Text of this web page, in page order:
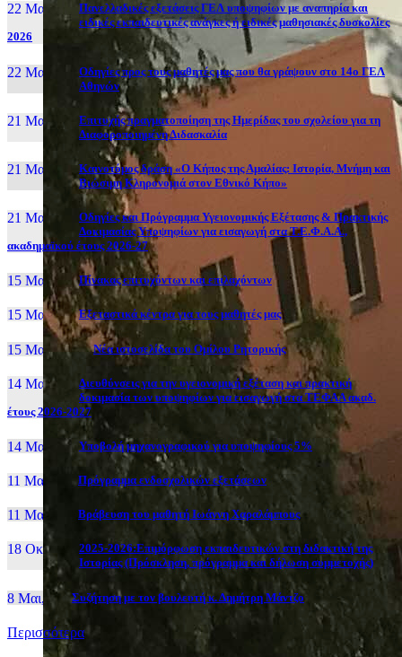
22 Μαι, 26
Πανελλαδικές εξετάσεις ΓΕΛ υποψηφίων με αναπηρία και
ειδικές εκπαιδευτικές ανάγκες ή ειδικές μαθησιακές δυσκολίες
2026
22 Μαι, 26
Οδηγίες προς τους μαθητές μας που θα γράψουν στο 14ο ΓΕΛ
Αθηνών
21 Μαι, 26
Επιτυχής πραγματοποίηση της Ημερίδας του σχολείου για τη
Διαφοροποιημένη Διδασκαλία
21 Μαι, 26
Καινοτόμος δράση «Ο Κήπος της Αμαλίας: Ιστορία, Μνήμη και
Βιώσιμη Κληρονομιά στον Εθνικό Κήπο»
21 Μαι, 26
Οδηγίες και Πρόγραμμα Υγειονομικής Εξέτασης & Πρακτικής
Δοκιμασίας Υποψηφίων για εισαγωγή στα Τ.Ε.Φ.Α.Α.,
ακαδημαϊκού έτους 2026-27
15 Μαι, 26 Πίνακας επιτυχόντων και επιλαχόντων
15 Μαι, 26 Εξεταστικά κέντρα για τους μαθητές μας
15 Μαι, 2026 Νέα ιστοσελίδα του Ομίλου Ρητορικής
14 Μαι, 26
Διευθύνσεις για την υγειονομική εξέταση και πρακτική
δοκιμασία των υποψηφίων για εισαγωγή στα ΤΕΦΑΑ ακαδ.
έτους 2026-2027
14 Μαι, 26 Yποβολή μηχανογραφικού για υποψηφίους 5%
11 Μαι, 26 Πρόγραμμα ενδοσχολικών εξετάσεων
11 Μαι, 26 Βράβευση του μαθητή Ιωάννη Χαραλάμπους
18 Οκτ, 25
2025-2026:Επιμόρφωση εκπαιδευτικών στη διδακτική της
Ιστορίας (Πρόσκληση, πρόγραμμα και δήλωση συμμετοχής)
8 Μαι, 26 Συζήτηση με τον βουλευτή κ. Δημήτρη Μάντζο
Περισσότερα